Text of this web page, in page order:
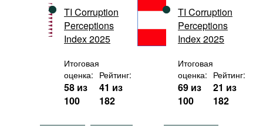
Документы международных
организаций
Фильмы
Подкасты
Книжная полка
TI Corruption
Perceptions
Index 2025
Итоговая
оценка:
58 из
100
Рейтинг:
41 из
182
TI Corruption
Perceptions
Index 2025
Итоговая
оценка:
69 из
100
Рейтинг:
21 из
182